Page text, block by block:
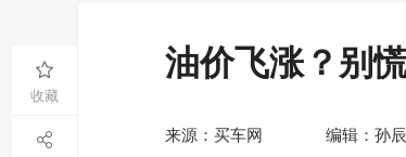
油价飞涨？别
来源：买车网 编辑：孙辰
收藏